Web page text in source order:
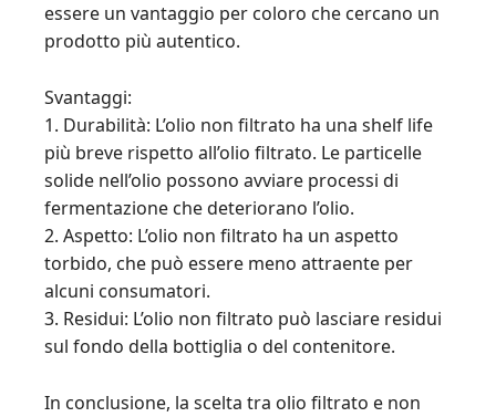
essere un vantaggio per coloro che cercano un
prodotto più autentico.
Svantaggi:
1. Durabilità: L’olio non filtrato ha una shelf life
più breve rispetto all’olio filtrato. Le particelle
solide nell’olio possono avviare processi di
fermentazione che deteriorano l’olio.
2. Aspetto: L’olio non filtrato ha un aspetto
torbido, che può essere meno attraente per
alcuni consumatori.
3. Residui: L’olio non filtrato può lasciare residui
sul fondo della bottiglia o del contenitore.
In conclusione, la scelta tra olio filtrato e non